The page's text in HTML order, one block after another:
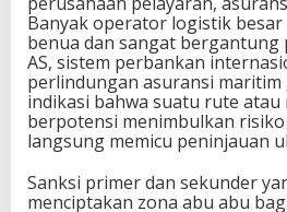
Banyak operator logistik
benua dan sangat bergantung
AS, sistem perbankan
perlindungan asuransi maritim
indikasi bahwa suatu rute
berpotensi menimbulkan
langsung memicu peninjauan
Sanksi primer dan sekunder
menciptakan zona abu abu